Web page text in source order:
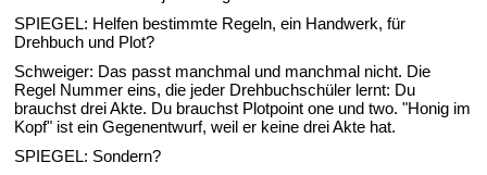
SPIEGEL: Helfen bestimmte Regeln, ein Handwerk, für
Drehbuch und Plot?
Schweiger: Das passt manchmal und manchmal nicht. Die
Regel Nummer eins, die jeder Drehbuchschüler lernt: Du
brauchst drei Akte. Du brauchst Plotpoint one und two. "Honig im
Kopf" ist ein Gegenentwurf, weil er keine drei Akte hat.
SPIEGEL: Sondern?